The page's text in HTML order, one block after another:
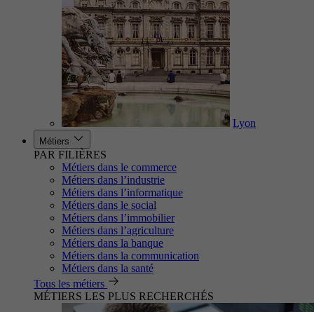
Lyon
Métiers
PAR FILIÈRES
Métiers dans le commerce
Métiers dans l’industrie
Métiers dans l’informatique
Métiers dans le social
Métiers dans l’immobilier
Métiers dans l’agriculture
Métiers dans la banque
Métiers dans la communication
Métiers dans la santé
Tous les métiers
MÉTIERS LES PLUS RECHERCHÉS